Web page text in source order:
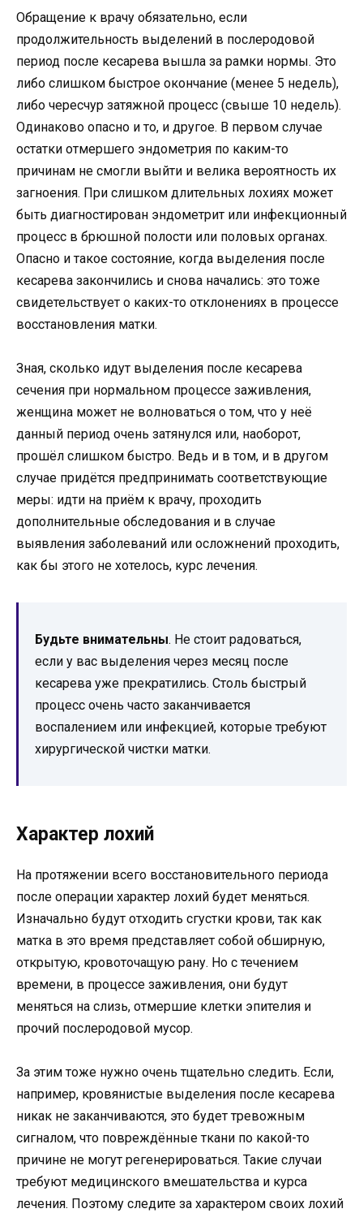
Обращение к врачу обязательно, если
продолжительность выделений в послеродовой
период после кесарева вышла за рамки нормы. Это
либо слишком быстрое окончание (менее 5 недель),
либо чересчур затяжной процесс (свыше 10 недель).
Одинаково опасно и то, и другое. В первом случае
остатки отмершего эндометрия по каким-то
причинам не смогли выйти и велика вероятность их
загноения. При слишком длительных лохиях может
быть диагностирован эндометрит или инфекционный
процесс в брюшной полости или половых органах.
Опасно и такое состояние, когда выделения после
кесарева закончились и снова начались: это тоже
свидетельствует о каких-то отклонениях в процессе
восстановления матки.
Зная, сколько идут выделения после кесарева
сечения при нормальном процессе заживления,
женщина может не волноваться о том, что у неё
данный период очень затянулся или, наоборот,
прошёл слишком быстро. Ведь и в том, и в другом
случае придётся предпринимать соответствующие
меры: идти на приём к врачу, проходить
дополнительные обследования и в случае
выявления заболеваний или осложнений проходить,
как бы этого не хотелось, курс лечения.
Будьте внимательны. Не стоит радоваться,
если у вас выделения через месяц после
кесарева уже прекратились. Столь быстрый
процесс очень часто заканчивается
воспалением или инфекцией, которые требуют
хирургической чистки матки.
Характер лохий
На протяжении всего восстановительного периода
после операции характер лохий будет меняться.
Изначально будут отходить сгустки крови, так как
матка в это время представляет собой обширную,
открытую, кровоточащую рану. Но с течением
времени, в процессе заживления, они будут
меняться на слизь, отмершие клетки эпителия и
прочий послеродовой мусор.
За этим тоже нужно очень тщательно следить. Если,
например, кровянистые выделения после кесарева
никак не заканчиваются, это будет тревожным
сигналом, что повреждённые ткани по какой-то
причине не могут регенерироваться. Такие случаи
требуют медицинского вмешательства и курса
лечения. Поэтому следите за характером своих лохий